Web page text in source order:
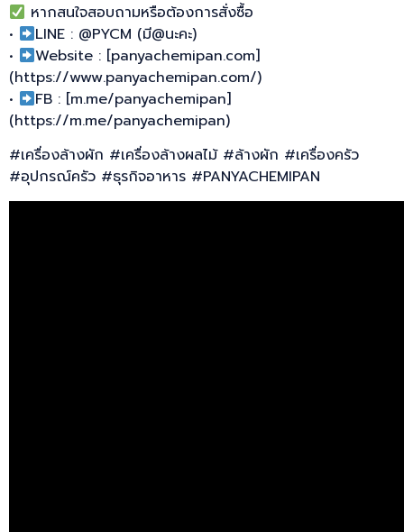
หากสนใจสอบถามหรือต้องการสั่งซื้อ
•
LINE : @PYCM (มี@นะคะ)
•
Website : [panyachemipan.com]
(https://www.panyachemipan.com/)
•
FB : [m.me/panyachemipan]
(https://m.me/panyachemipan)
#เครื่องล้างผัก #เครื่องล้างผลไม้ #ล้างผัก #เครื่องครัว
#อุปกรณ์ครัว #ธุรกิจอาหาร #PANYACHEMIPAN